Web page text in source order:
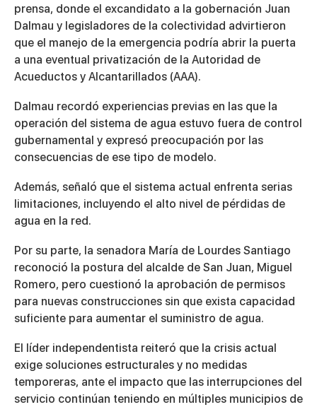
prensa, donde el excandidato a la gobernación Juan
Dalmau y legisladores de la colectividad advirtieron
que el manejo de la emergencia podría abrir la puerta
a una eventual privatización de la Autoridad de
Acueductos y Alcantarillados (AAA).
Dalmau recordó experiencias previas en las que la
operación del sistema de agua estuvo fuera de control
gubernamental y expresó preocupación por las
consecuencias de ese tipo de modelo.
Además, señaló que el sistema actual enfrenta serias
limitaciones, incluyendo el alto nivel de pérdidas de
agua en la red.
Por su parte, la senadora María de Lourdes Santiago
reconoció la postura del alcalde de San Juan, Miguel
Romero, pero cuestionó la aprobación de permisos
para nuevas construcciones sin que exista capacidad
suficiente para aumentar el suministro de agua.
El líder independentista reiteró que la crisis actual
exige soluciones estructurales y no medidas
temporeras, ante el impacto que las interrupciones del
servicio continúan teniendo en múltiples municipios de